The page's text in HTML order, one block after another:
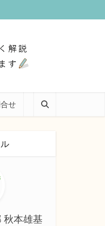
せ
秋本雄基